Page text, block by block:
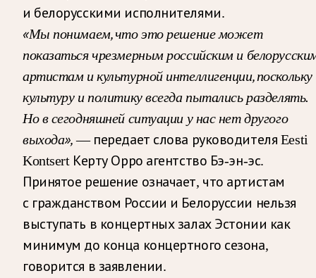
и белорусскими исполнителями.
«Мы понимаем, что это решение может
показаться чрезмерным российским и
артистам и культурной интеллигенции, поскольку
культуру и политику всегда пытались разделять.
Но в сегодняшней ситуации у нас нет другого
выхода»,— передает слова руководителя Eesti
Kontsert Керту Орро агентство Бэ-эн-эс.
Принятое решение означает, что артистам
с гражданством России и Белоруссии нельзя
выступать в концертных залах Эстонии как
минимум до конца концертного сезона,
говорится в заявлении.